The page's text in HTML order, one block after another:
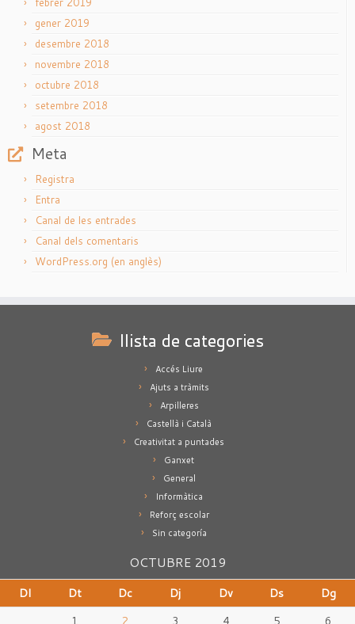
gener 2019
desembre 2018
novembre 2018
octubre 2018
setembre 2018
agost 2018
Meta
Registra
Entra
Canal de les entrades
Canal dels comentaris
WordPress.org (en anglès)
llista de categories
Accés Liure
Ajuts a tràmits
Arpilleres
Castellà i Català
Creativitat a puntades
Ganxet
General
Informàtica
Reforç escolar
Sin categoría
OCTUBRE 2019
Dl Dt Dc Dj Dv Ds
Dg
1
2 3 4 5 6